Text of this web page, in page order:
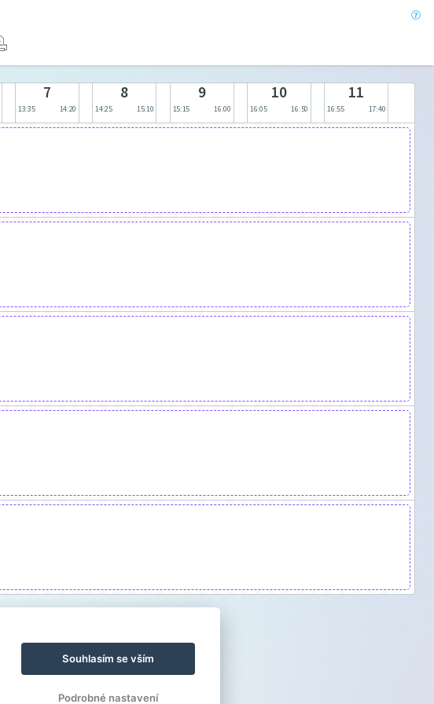
7
13:35 14:20
8
14:25 15:10
9
15:15 16:00
10
16:05 16:50
11
16:55 17:40
Souhlasím se vším
Podrobné nastavení